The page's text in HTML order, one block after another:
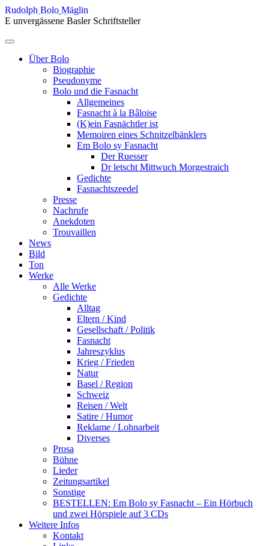
Skip
to
Rudolph Bolo Mäglin
E unvergässene Basler Schriftsteller
Menu
Über Bolo
Biographie
Pseudonyme
Bolo und die Fasnacht
Allgemeines
Fasnacht à la Bâloise
(K)ein Fasnächtler ist
Memoiren eines Schnitzelbänklers
Em Bolo sy Fasnacht
Der Ruesser
Dr letscht Mittwuch Morgestraich
Gedichte
Fasnachtszeedel
Presse
Nachrufe
Anekdoten
Trouvaillen
News
Bild
Ton
Werke
Alle Werke
Gedichte
Alltag
Eltern / Kind
Gesellschaft / Politik
Fasnacht
Jahreszyklus
Krieg / Frieden
Natur
Basel / Region
Schweiz
Reisen / Welt
Satire / Humor
Reklame / Lohnarbeit
Diverses
Prosa
Bühne
Lieder
Zeitungsartikel
Sonstige
BESTELLEN: Em Bolo sy Fasnacht – Ein Hörbuch
und zwei Hörspiele auf 3 CDs
Weitere Infos
Kontakt